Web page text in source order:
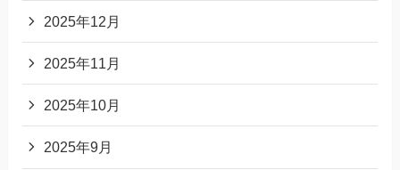
2025年12月
2025年11月
2025年10月
2025年9月